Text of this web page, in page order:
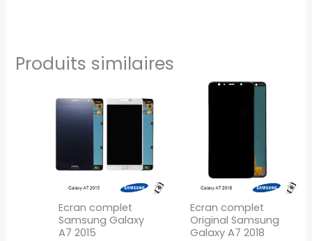
Produits similaires
Ecran complet
Samsung Galaxy
A7 2015
produit
plusieurs
variations.
Les
options
peuvent
être
choisies
Ecran complet
Original Samsung
Galaxy A7 2018